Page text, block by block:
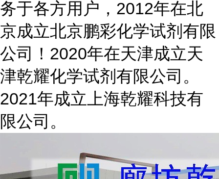
务于各方用户，2012年在北
京成立北京鹏彩化学试剂有限
公司！2020年在天津成立天
津乾耀化学试剂有限公司。
2021年成立上海乾耀科技有
限公司。